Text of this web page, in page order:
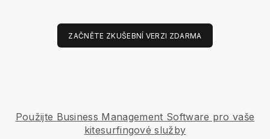
ZAČNĚTE ZKUŠEBNÍ VERZI ZDARMA
Použijte Business Management Software pro vaše
kitesurfingové služby